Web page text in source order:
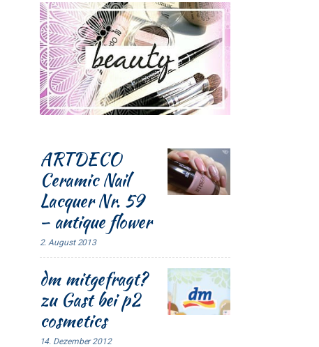
ARTDECO
Ceramic Nail
Lacquer Nr. 59
– antique flower
2. August 2013
dm mitgefragt?
zu Gast bei p2
cosmetics
14. Dezember 2012